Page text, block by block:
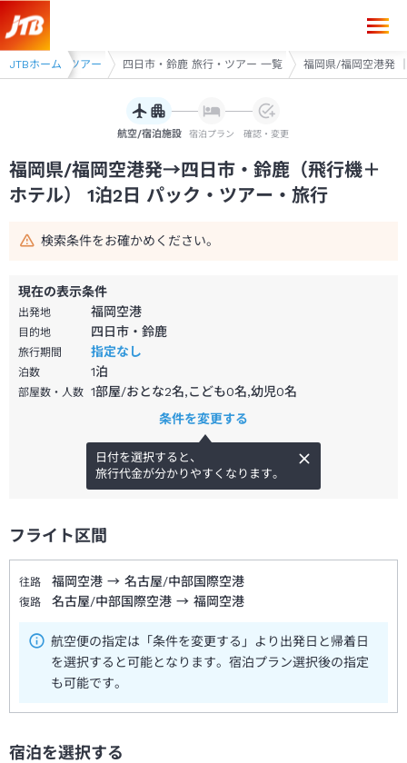
JTBホーム
桑名 旅行・ツアー 四日市・鈴鹿 旅行・ツアー 一覧 福岡県/福岡空港発
航空/宿泊施設 宿泊プラン 確認・変更
福岡県/福岡空港発→四日市・鈴鹿（飛行機＋
ホテル） 1泊2日 パック・ツアー・旅行
検索条件をお確かめください。
現在の表示条件
出発地 福岡空港
目的地 四日市・鈴鹿
旅行期間 指定なし
泊数 1泊
部屋数・人数 1部屋/おとな2名,こども0名,幼児0名
条件を変更する
日付を選択すると、
旅行代金が分かりやすくなります。
フライト区間
往路 福岡空港 → 名古屋/中部国際空港
復路 名古屋/中部国際空港 → 福岡空港
航空便の指定は「条件を変更する」より出発日と帰着日
を選択すると可能となります。宿泊プラン選択後の指定
も可能です。
宿泊を選択する